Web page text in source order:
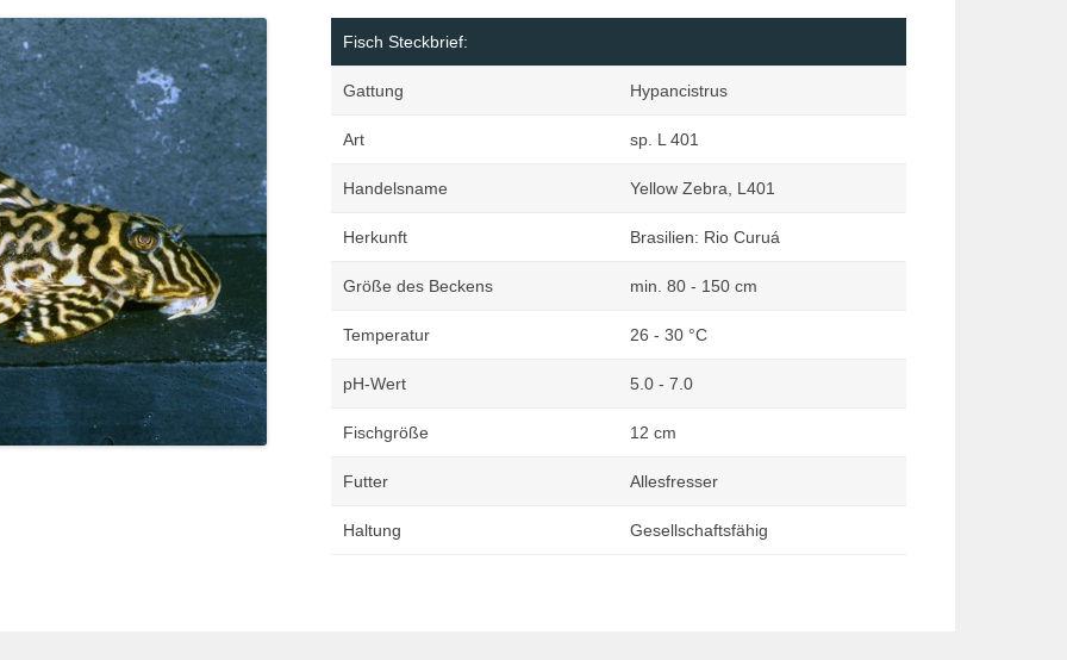
Schildkröten im Fokus
Fisch Steckbrief:
Gattung Hypancistrus
Art sp. L 401
Handelsname Yellow Zebra, L401
Herkunft Brasilien: Rio Curuá
Größe des Beckens min. 80 - 150 cm
Temperatur 26 - 30 °C
pH-Wert 5.0 - 7.0
Fischgröße 12 cm
Futter Allesfresser
Haltung Gesellschaftsfähig